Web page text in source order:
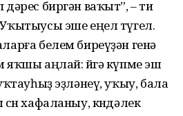
биргән ваҡыт”, – ти
эше еңел түгел.
белем биреүҙән генә
яҡшы аңлай: өйгә күпме эш
эҙләнеү, уҡыу, бала
хафаланыу, көндәлек